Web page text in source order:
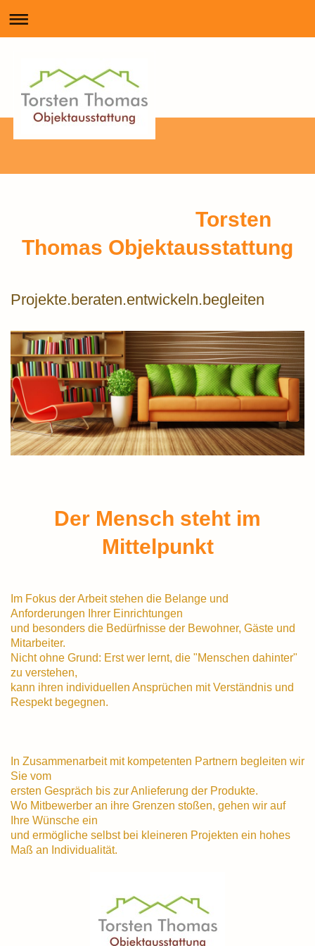
Torsten
Thomas Objektausstattung
Projekte.beraten.entwickeln.begleiten
Der Mensch steht im
Mittelpunkt
Im Fokus der Arbeit stehen die Belange und
Anforderungen Ihrer Einrichtungen
und besonders die Bedürfnisse der Bewohner, Gäste und
Mitarbeiter.
Nicht ohne Grund: Erst wer lernt, die "Menschen dahinter"
zu verstehen,
kann ihren individuellen Ansprüchen mit Verständnis und
Respekt begegnen.
In Zusammenarbeit mit kompetenten Partnern begleiten wir
Sie vom
ersten Gespräch bis zur Anlieferung der Produkte.
Wo Mitbewerber an ihre Grenzen stoßen, gehen wir auf
Ihre Wünsche ein
und ermögliche selbst bei kleineren Projekten ein hohes
Maß an Individualität.